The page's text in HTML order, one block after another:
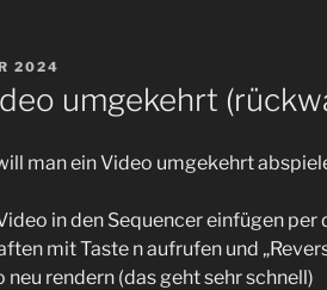
2024
umgekehrt
man ein Video umgekehrt
in den Sequencer einfügen per
mit Taste n aufrufen und
neu rendern (das geht sehr schnell)